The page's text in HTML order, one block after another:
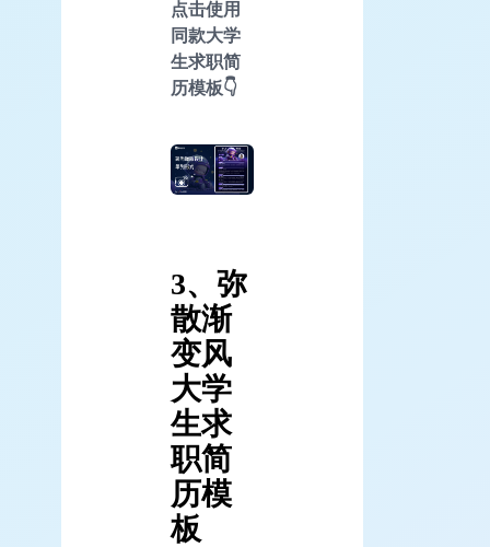
点击使用
同款大学
生求职简
历模板👇
3、弥
散渐
变风
大学
生求
职简
历模
板